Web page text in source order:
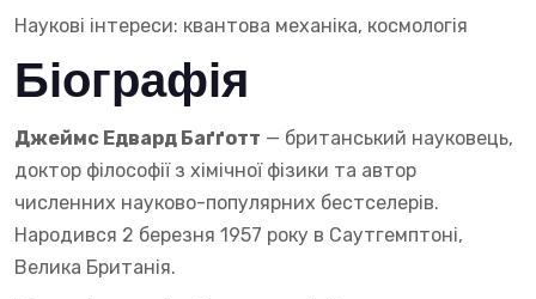
Наукові інтереси: квантова механіка, космологія
Біографія
Джеймс Едвард Баґґотт — британський науковець,
доктор філософії з хімічної фізики та автор
численних науково-популярних бестселерів.
Народився 2 березня 1957 року в Саутгемптоні,
Велика Британія.